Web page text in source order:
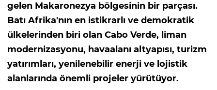
gelen Makaronezya bölgesinin bir parçası.
Batı Afrika'nın en istikrarlı ve demokratik
ülkelerinden biri olan Cabo Verde, liman
modernizasyonu, havaalanı altyapısı, turizm
yatırımları, yenilenebilir enerji ve lojistik
alanlarında önemli projeler yürütüyor.